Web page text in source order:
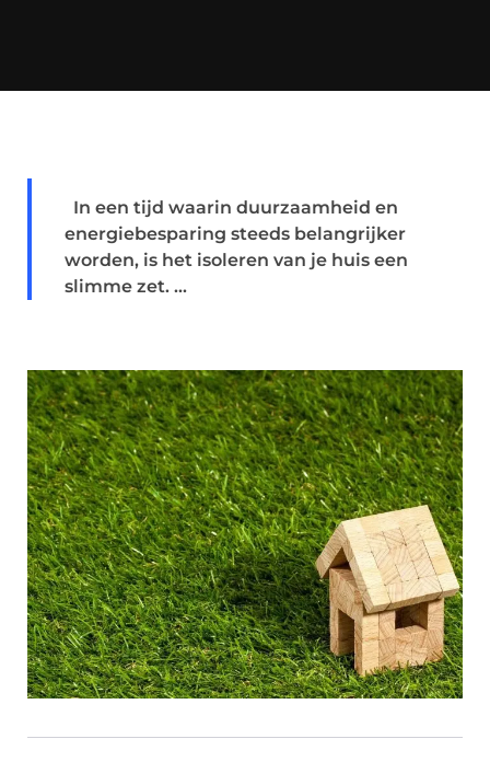
In een tijd waarin duurzaamheid en
energiebesparing steeds belangrijker
worden, is het isoleren van je huis een
slimme zet. ...